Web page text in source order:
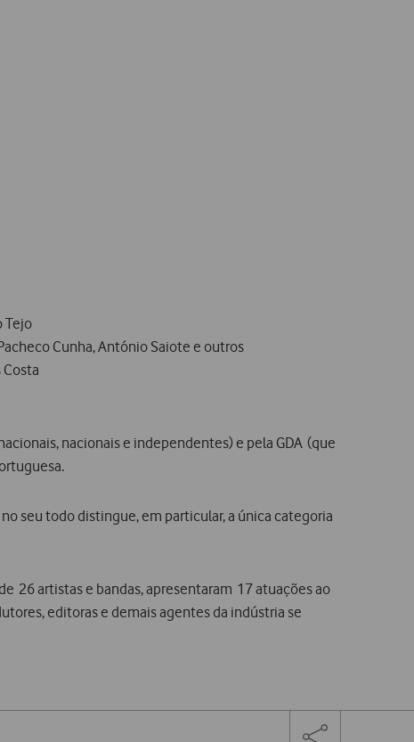
Tejo
Cunha, António Saiote e outros
Costa
nacionais e independentes) e pela GDA (que
seu todo distingue, em particular, a única categoria
26 artistas e bandas, apresentaram 17 atuações ao
editoras e demais agentes da indústria se
Toggle
FacebookTwitter